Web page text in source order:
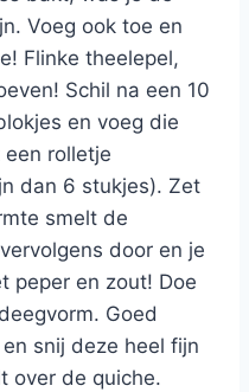
Voeg ook toe en
Flinke theelepel,
Schil na een 10
en voeg die
een rolletje
dan 6 stukjes). Zet
smelt de
door en je
peper en zout! Doe
Goed
snij deze heel fijn
over de quiche.